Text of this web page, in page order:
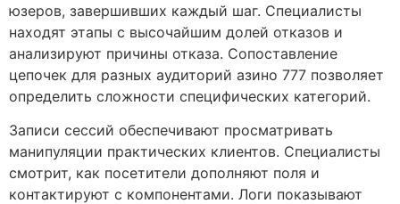
юзеров, завершивших каждый шаг. Специалисты
находят этапы с высочайшим долей отказов и
анализируют причины отказа. Сопоставление
цепочек для разных аудиторий азино 777 позволяет
определить сложности специфических категорий.
Записи сессий обеспечивают просматривать
манипуляции практических клиентов. Специалисты
смотрит, как посетители дополняют поля и
контактируют с компонентами. Логи показывают